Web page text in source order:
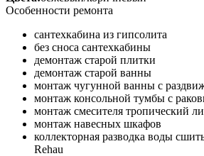
Особенности ремонта
сантехкабина из гипсолита
без сноса сантехкабины
демонтаж старой плитки
демонтаж старой ванны
монтаж чугунной ванны с
монтаж консольной тумбы с
монтаж смесителя тропический
монтаж навесных шкафов
коллекторная разводка воды
Rehau